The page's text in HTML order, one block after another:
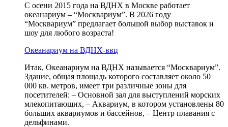
С осени 2015 года на ВДНХ в Москве работает
океанариум – “Москвариум”. В 2026 году
“Москвариум” предлагает большой выбор выставок и
шоу для любого возраста!
Океанариум на ВДНХ-ввц
Итак, Океанариум на ВДНХ называется “Москвариум”.
Здание, общая площадь которого составляет около 50
000 кв. метров, имеет три различные зоны для
посетителей: – Основной зал для выступлений морских
млекопитающих, – Аквариум, в котором установлены 80
больших аквариумов и бассейнов, – Центр плавания с
дельфинами.